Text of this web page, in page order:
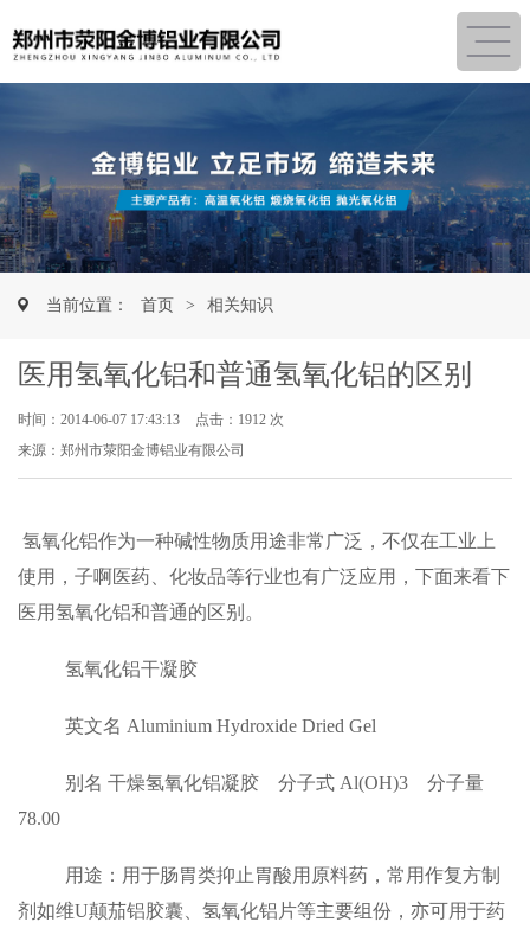
当前位置： 首页 > 相关知识
医用氢氧化铝和普通氢氧化铝的区别
时间：2014-06-07 17:43:13
点击：1912 次
来源：郑州市荥阳金博铝业有限公司
氢氧化铝作为一种碱性物质用途非常广泛，不仅在工业上
使用，子啊医药、化妆品等行业也有广泛应用，下面来看下
医用氢氧化铝和普通的区别。
氢氧化铝干凝胶
英文名 Aluminium Hydroxide Dried Gel
别名 干燥氢氧化铝凝胶 分子式 Al(OH)3 分子量
78.00
用途：用于肠胃类抑止胃酸用原料药，常用作复方制
剂如维U颠茄铝胶囊、氢氧化铝片等主要组份，亦可用于药